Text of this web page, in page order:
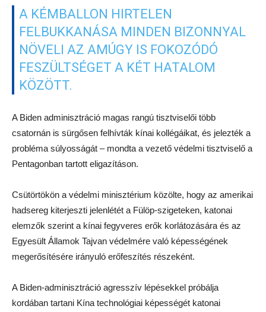
A KÉMBALLON HIRTELEN
FELBUKKANÁSA MINDEN BIZONNYAL
NÖVELI AZ AMÚGY IS FOKOZÓDÓ
FESZÜLTSÉGET A KÉT HATALOM
KÖZÖTT.
A Biden adminisztráció magas rangú tisztviselői több
csatornán is sürgősen felhívták kínai kollégáikat, és jelezték a
probléma súlyosságát – mondta a vezető védelmi tisztviselő a
Pentagonban tartott eligazításon.
Csütörtökön a védelmi minisztérium közölte, hogy az amerikai
hadsereg kiterjeszti jelenlétét a Fülöp-szigeteken, katonai
elemzők szerint a kínai fegyveres erők korlátozására és az
Egyesült Államok Tajvan védelmére való képességének
megerősítésére irányuló erőfeszítés részeként.
A Biden-adminisztráció agresszív lépésekkel próbálja
kordában tartani Kína technológiai képességét katonai